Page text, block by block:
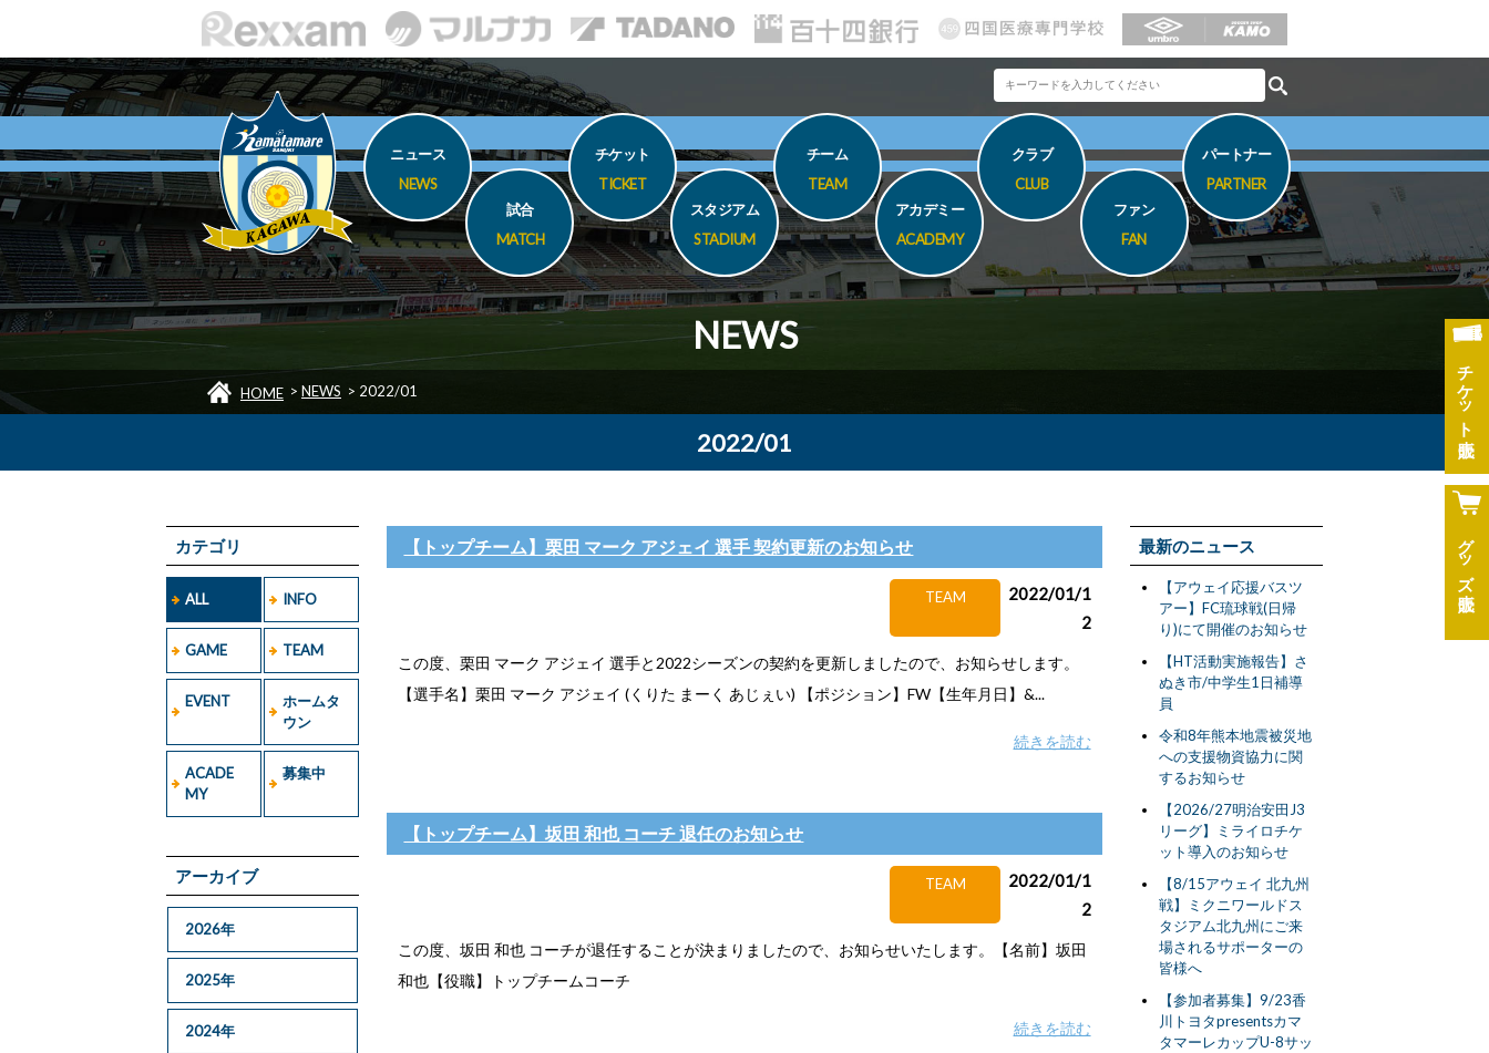
チケット
グッズ
ニュース
NEWS
試合
MATCH
チケット
TICKET
スタジアム
STADIUM
チーム
TEAM
アカデミー
ACADEMY
クラブ
CLUB
ファン
FAN
パートナー
PARTNER
NEWS
HOME > NEWS > 2022/01
2022/01
カテゴリ
ALL INFO
GAME TEAM
EVENT
ホームタ
ウン
ACADE
MY
募集中
アーカイブ
2026年
2025年
2024年
【トップチーム】栗田 マーク アジェイ 選手 契約更新のお知らせ
TEAM
2022/01/1
2
この度、栗田 マーク アジェイ 選手と2022シーズンの契約を更新しましたので、お知らせします。
【選手名】栗田 マーク アジェイ (くりた まーく あじぇい) 【ポジション】FW【生年月日】&...
続きを読む
【トップチーム】坂田 和也 コーチ 退任のお知らせ
TEAM
2022/01/1
2
この度、坂田 和也 コーチが退任することが決まりましたので、お知らせいたします。【名前】坂田
和也【役職】トップチームコーチ
続きを読む
最新のニュース
【アウェイ応援バスツ
アー】FC琉球戦(日帰
り)にて開催のお知らせ
【HT活動実施報告】さ
ぬき市/中学生1日補導
員
令和8年熊本地震被災地
への支援物資協力に関
するお知らせ
【2026/27明治安田J3
リーグ】ミライロチケ
ット導入のお知らせ
【8/15アウェイ 北九州
戦】ミクニワールドス
タジアム北九州にご来
場されるサポーターの
皆様へ
【参加者募集】9/23香
川トヨタpresentsカマ
タマーレカップU-8サッ